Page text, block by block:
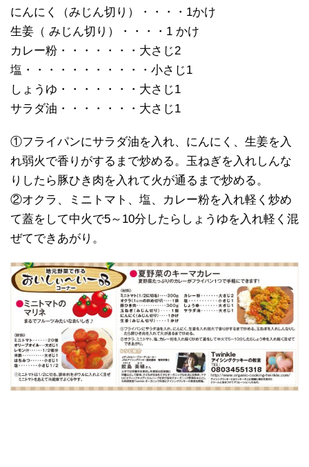
にんにく（みじん切り）・・・・1かけ
生姜（ みじん切り）・・・・1 かけ
カレー粉・・・・・・・大さじ2
塩・・・・・・・・・・・小さじ1
しょうゆ・・・・・・・大さじ1
サラダ油・・・・・・・大さじ1
①フライパンにサラダ油を入れ、にんにく、生姜を入
れ弱火で香りがするまで炒める。玉ねぎを入れしんな
りしたら豚ひき肉を入れて火が通るまで炒める。
②オクラ、ミニトマト、塩、カレー粉を入れ軽く炒め
て蓋をして中火で5～10分したらしょうゆを入れ軽く混
ぜてできあがり。